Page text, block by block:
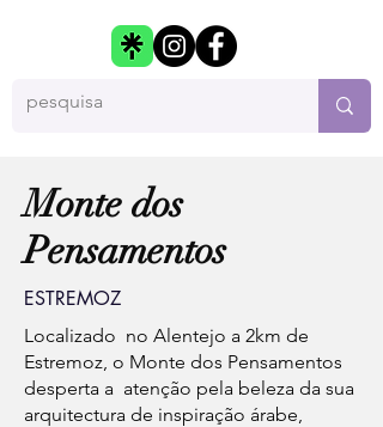
Monte dos
Pensamentos
ESTREMOZ
Localizado no Alentejo a 2km de
Estremoz, o Monte dos Pensamentos
desperta a atenção pela beleza da sua
arquitectura de inspiração árabe,